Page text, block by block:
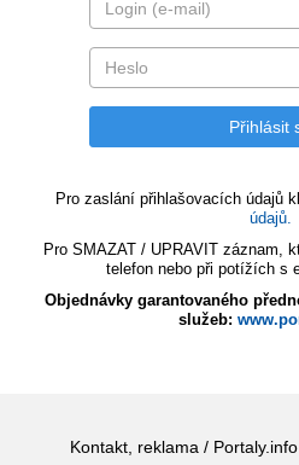
Pro zaslání přihlašovacích údajů
údajů.
Pro SMAZAT / UPRAVIT záznam,
telefon nebo při potížích s
Objednávky garantovaného
služeb:
Kontakt, reklama / Portaly.info